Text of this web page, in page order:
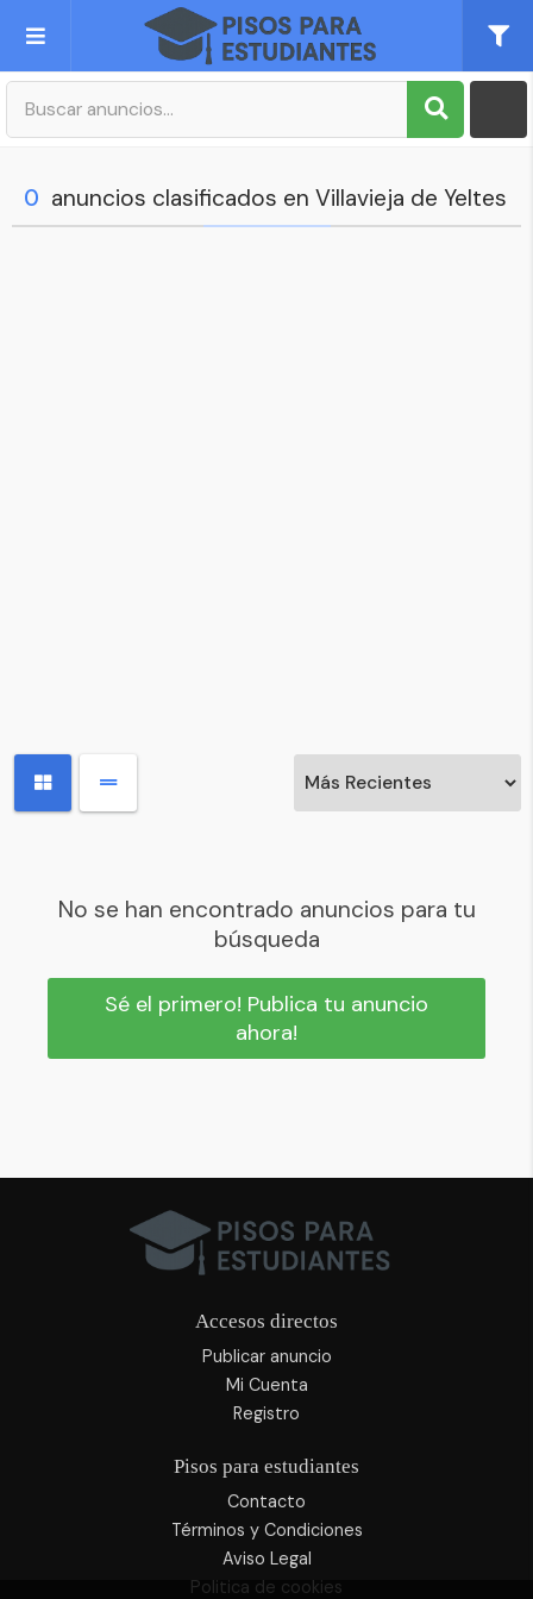
Publica tu Anuncio
0 anuncios clasificados en Villavieja de Yeltes
No se han encontrado anuncios para tu
búsqueda
Sé el primero! Publica tu anuncio
ahora!
Accesos directos
Publicar anuncio
Mi Cuenta
Registro
Pisos para estudiantes
Contacto
Términos y Condiciones
Aviso Legal
Politica de cookies